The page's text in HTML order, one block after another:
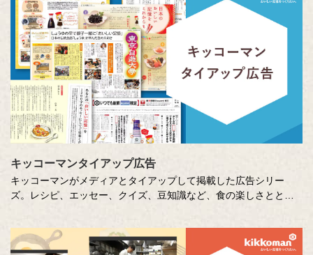
キッコーマンタイアップ広告
キッコーマンがメディアとタイアップして掲載した広告シリー
ズ。レシピ、エッセー、クイズ、豆知識など、食の楽しさととも